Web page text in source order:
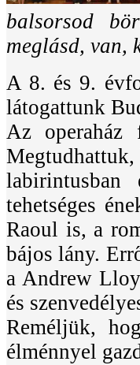
balsorsod
meglásd, van,
A 8. és 9.
látogattunk
Az operaház
tehetséges
Raoul is, a
bájos lány.
a Andrew
és
Reméljük,
élménnyel